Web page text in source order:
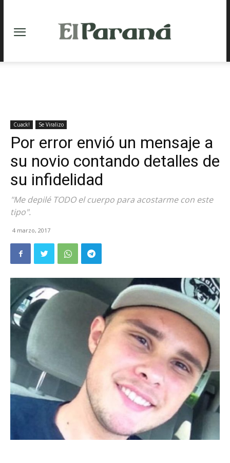
Cuack! Se Viralizo
Por error envió un mensaje a
su novio contando detalles de
su infidelidad
"Me depilé TODO el cuerpo para acostarme con este
tipo".
4 marzo, 2017